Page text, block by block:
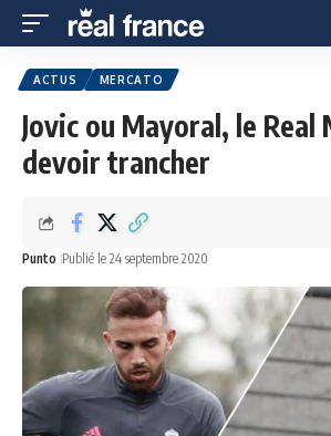
ACTUS MERCATO
Jovic ou Mayoral, le Real
devoir trancher
Punto Publié le 24 septembre 2020